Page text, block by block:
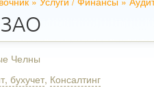
ЗАО
Челны
бухучет, Консалтинг